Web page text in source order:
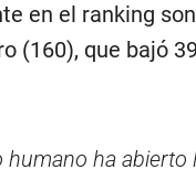
en el ranking
(160), que bajó
humano ha abierto